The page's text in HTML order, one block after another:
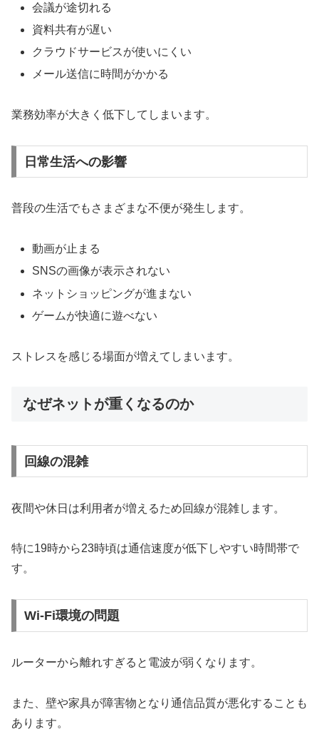
会議が途切れる
資料共有が遅い
クラウドサービスが使いにくい
メール送信に時間がかかる
業務効率が大きく低下してしまいます。
日常生活への影響
普段の生活でもさまざまな不便が発生します。
動画が止まる
SNSの画像が表示されない
ネットショッピングが進まない
ゲームが快適に遊べない
ストレスを感じる場面が増えてしまいます。
なぜネットが重くなるのか
回線の混雑
夜間や休日は利用者が増えるため回線が混雑します。
特に19時から23時頃は通信速度が低下しやすい時間帯で
す。
Wi-Fi環境の問題
ルーターから離れすぎると電波が弱くなります。
また、壁や家具が障害物となり通信品質が悪化することも
あります。